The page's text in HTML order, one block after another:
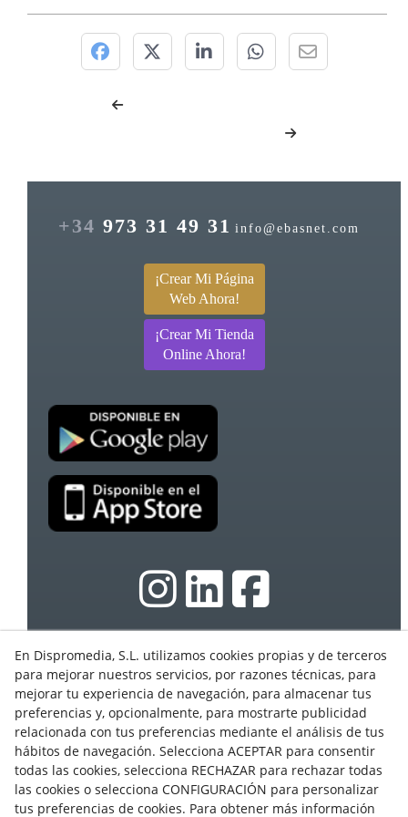
+34 973 31 49 31 info@ebasnet.com
¡Crear Mi Página
Web Ahora!
¡Crear Mi Tienda
Online Ahora!
© 08/2026 Ebasnet - Dispromedia, SL - Todos los
derechos reservados.
Condiciones de Uso
Aviso Legal
Política de privacidad
Cookies
Programa Partners
En Dispromedia, S.L. utilizamos cookies propias y de terceros
para mejorar nuestros servicios, por razones técnicas, para
mejorar tu experiencia de navegación, para almacenar tus
preferencias y, opcionalmente, para mostrarte publicidad
relacionada con tus preferencias mediante el análisis de tus
hábitos de navegación. Selecciona ACEPTAR para consentir
todas las cookies, selecciona RECHAZAR para rechazar todas
las cookies o selecciona CONFIGURACIÓN para personalizar
tus preferencias de cookies. Para obtener más información